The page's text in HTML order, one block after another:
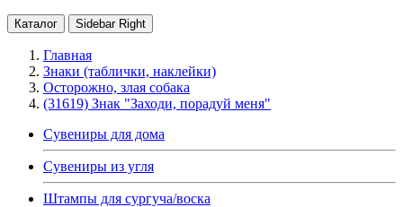
Каталог Sidebar Right
Главная
Знаки (таблички, наклейки)
Осторожно, злая собака
(31619) Знак "Заходи, порадуй меня"
Сувениры для дома
Сувениры из угля
Штампы для сургуча/воска